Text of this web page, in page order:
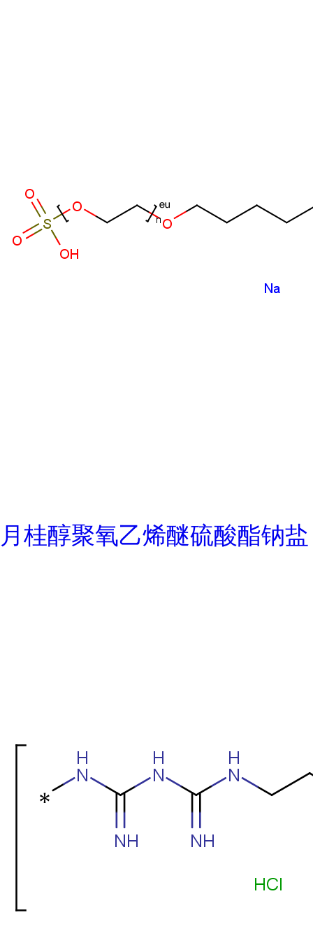
月桂醇聚氧乙烯醚硫酸酯钠盐